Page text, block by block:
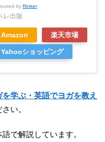
by Rinker
レ出版
Amazon 楽天市場
Yahooショッピング
学ぶ・英語でヨガを教え
い。
で解説しています。